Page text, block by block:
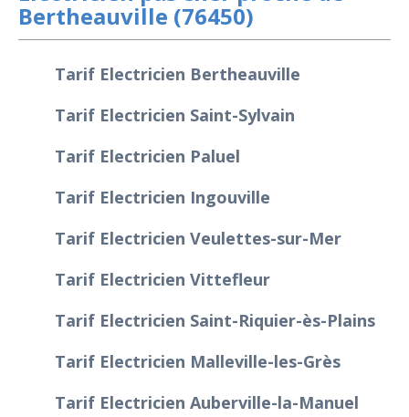
Bertheauville (76450)
Tarif Electricien Bertheauville
Tarif Electricien Saint-Sylvain
Tarif Electricien Paluel
Tarif Electricien Ingouville
Tarif Electricien Veulettes-sur-Mer
Tarif Electricien Vittefleur
Tarif Electricien Saint-Riquier-ès-Plains
Tarif Electricien Malleville-les-Grès
Tarif Electricien Auberville-la-Manuel